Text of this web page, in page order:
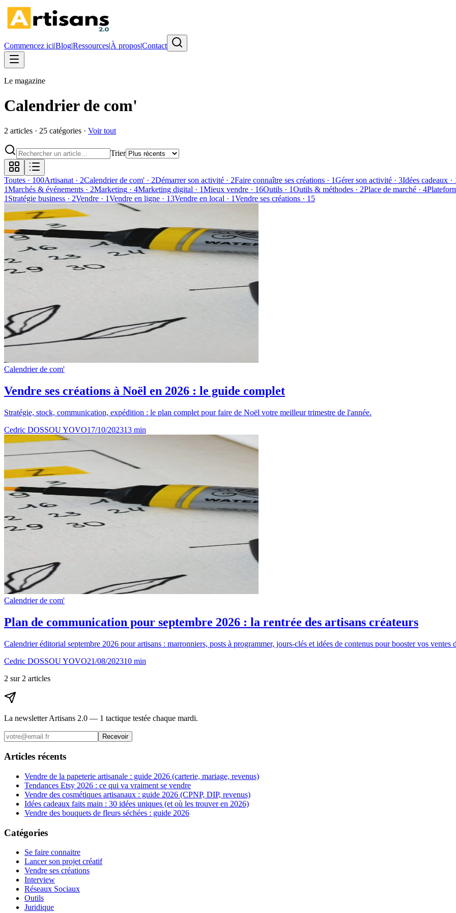
Commencez ici|Blog|Ressources|À propos|Contact
Le magazine
Calendrier de com'
2 articles · 25 catégories · Voir tout
Trier
Toutes · 100Artisanat · 2Calendrier de com' · 2Démarrer son activité · 2Faire connaître ses créations · 1Gérer son activité · 3Idées cadeaux ·
1Marchés & événements · 2Marketing · 4Marketing digital · 1Mieux vendre · 16Outils · 1Outils & méthodes · 2Place de marché · 4
1 Stratégie business · 2Vendre · 1Vendre en ligne · 13Vendre en local · 1Vendre ses créations · 15
Calendrier de com'
Vendre ses créations à Noël en 2026 : le guide complet
Stratégie, stock, communication, expédition : le plan complet pour faire de Noël votre meilleur trimestre de l'année.
Cedric DOSSOU YOVO17/10/202313 min
Calendrier de com'
Plan de communication pour septembre 2026 : la rentrée des artisans créateurs
Calendrier éditorial septembre 2026 pour artisans : marronniers, posts à programmer, jours-clés et idées de contenus pour booster vos ventes
Cedric DOSSOU YOVO21/08/202310 min
2 sur 2 articles
La newsletter Artisans 2.0 — 1 tactique testée chaque mardi.
Recevoir
Articles récents
Vendre de la papeterie artisanale : guide 2026 (carterie, mariage, revenus)
Tendances Etsy 2026 : ce qui va vraiment se vendre
Vendre des cosmétiques artisanaux : guide 2026 (CPNP, DIP, revenus)
Idées cadeaux faits main : 30 idées uniques (et où les trouver en 2026)
Vendre des bouquets de fleurs séchées : guide 2026
Catégories
Se faire connaitre
Lancer son projet créatif
Vendre ses créations
Interview
Réseaux Sociaux
Outils
Juridique